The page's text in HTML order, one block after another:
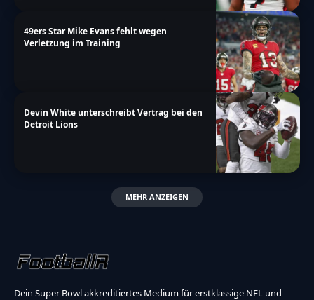
49ers Star Mike Evans fehlt wegen
Verletzung im Training
Devin White unterschreibt Vertrag bei den
Detroit Lions
MEHR ANZEIGEN
Dein Super Bowl akkreditiertes Medium für erstklassige NFL und